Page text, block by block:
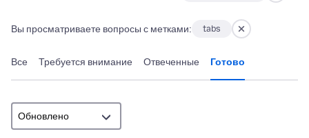
Вы просматриваете вопросы с метками: tabs
Все Требуется внимание Отвеченные Готово